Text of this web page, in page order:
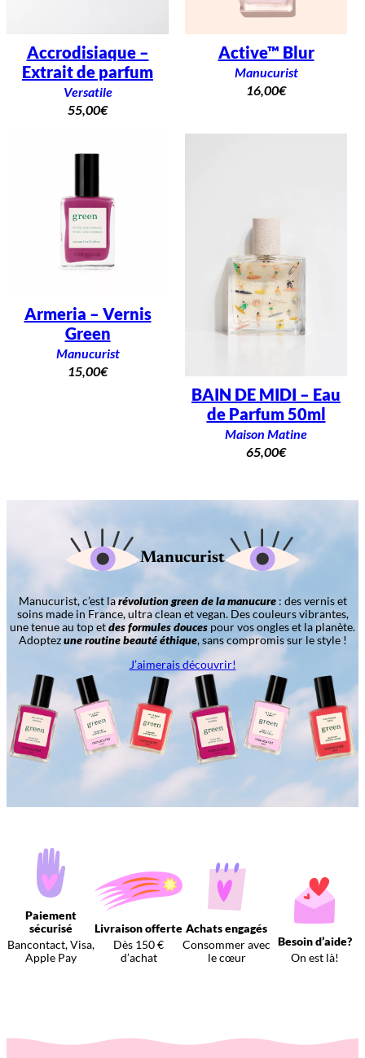
Accrodisiaque –
Extrait de parfum
Versatile
55,00€
Active™ Blur
Manucurist
16,00€
Armeria – Vernis
Green
Manucurist
15,00€
BAIN DE MIDI – Eau
de Parfum 50ml
Maison Matine
65,00€
Manucurist
Manucurist, c’est larévolution green de la manucure: des vernis et
soins made in France, ultra clean et vegan. Des couleurs vibrantes,
une tenue au top etdes formules douces pour vos ongles et la planète.
Adoptezune routine beauté éthique, sans compromis sur le style !
J’aimerais découvrir!
Paiement
sécurisé
Bancontact, Visa,
Apple Pay
Livraison offerte
Dès 150 €
d’achat
Achats engagés
Consommer avec
le cœur
Besoin d’aide?
On est là!